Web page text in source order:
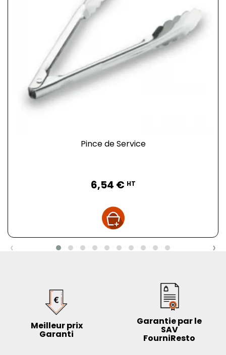
Pince de Service
6,54 € HT
‹ ›
Meilleur prix
Garanti
Garantie par le
SAV
FourniResto